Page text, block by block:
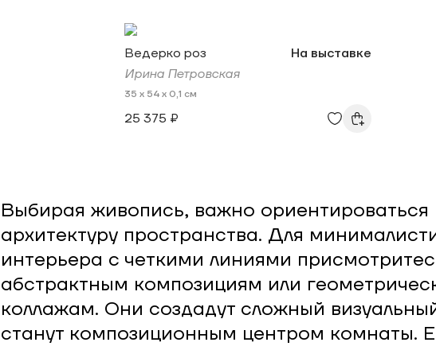
Ведерко роз
На выставке
Ирина Петровская
35 x 54 x 0,1 см
25 375 ₽
Выбирая живопись, важно ориентироваться
архитектуру пространства. Для
интерьера с четкими линиями
абстрактным композициям или
коллажам. Они создадут сложный
станут композиционным центром комнаты.